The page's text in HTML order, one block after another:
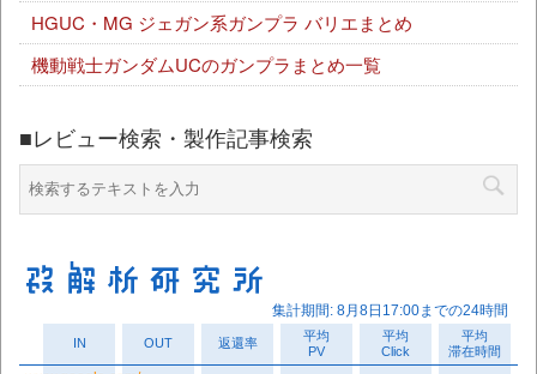
HGUC・MG ジェガン系ガンプラ バリエまとめ
機動戦士ガンダムUCのガンプラまとめ一覧
■レビュー検索・製作記事検索